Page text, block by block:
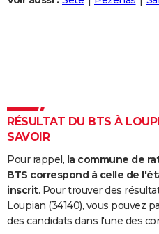
Carte de Noël
Carte Bonne année
Carte Saint-Valentin
Carte Pâques
Carte d'anniversaire
Dictionnaire
Biographies
Citations
Expressions
Proverbes
PROGRAMME TV
COPAINS D'AVANT
S'inscrire
Se connecter
Lycées
Collèges
Primaires
Universités
Entreprises
Service militaire
Avis de recherche
AVIS DE DÉCÈS
RÉSULTAT DU BTS À
SAVOIR
Pour rappel, la commune de
BTS correspond à celle de
inscrit. Pour trouver des
Loupian (34140), vous pouvez
des candidats dans l'une des